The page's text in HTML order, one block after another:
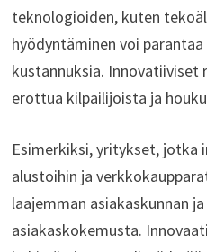
teknologioiden, kuten
hyödyntäminen voi
kustannuksia.
erottua kilpailijoista ja
Esimerkiksi, yritykset, jotka
alustoihin ja
laajemman asiakaskunnan
asiakaskokemusta.